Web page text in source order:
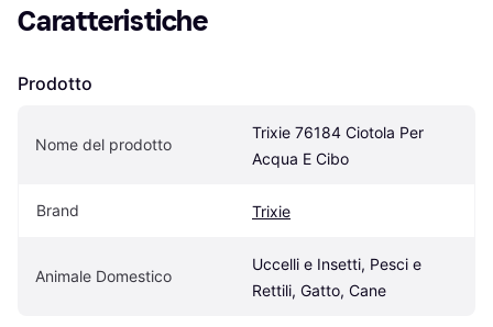
Caratteristiche
Prodotto
Nome del prodotto
Trixie 76184 Ciotola Per
Acqua E Cibo
Brand Trixie
Animale Domestico
Uccelli e Insetti, Pesci e
Rettili, Gatto, Cane